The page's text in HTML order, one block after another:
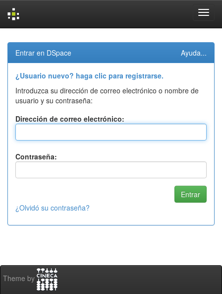
navigation
Entrar en DSpace Ayuda...
¿Usuario nuevo? haga clic para registrarse.
Introduzca su dirección de correo electrónico o nombre de
usuario y su contraseña:
Dirección de correo electrónico:
Contraseña:
¿Olvidó su contraseña?
Theme by